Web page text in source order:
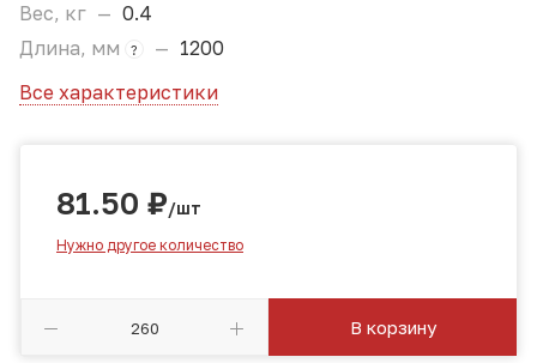
Вес, кг — 0.4
Длина, мм
? — 1200
Все характеристики
81.50 ₽/шт
Нужно другое количество
В корзину